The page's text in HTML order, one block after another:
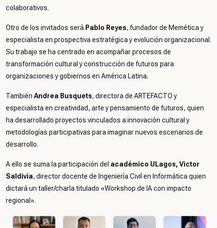
colaborativos.
Otro de los invitados será Pablo Reyes, fundador de Memética y
especialista en prospectiva estratégica y evolución organizacional.
Su trabajo se ha centrado en acompañar procesos de
transformación cultural y construcción de futuros para
organizaciones y gobiernos en América Latina.
También Andrea Busquets, directora de ARTEFACTO y
especialista en creatividad, arte y pensamiento de futuros, quien
ha desarrollado proyectos vinculados a innovación cultural y
metodologías participativas para imaginar nuevos escenarios de
desarrollo.
A ello se suma la participación del académico ULagos, Victor
Saldivia, director docente de Ingeniería Civil en Informática quien
dictará un taller/charla titulado «Workshop de IA con impacto
regional».